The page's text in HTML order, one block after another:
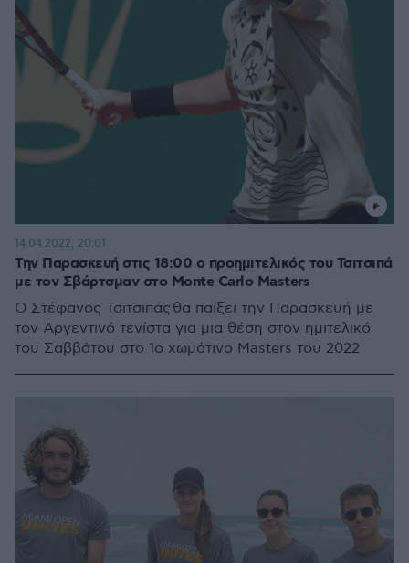
Την Παρασκευή στις 18:00 ο προημιτελικός του Τσιτσιπά
με τον Σβάρτσμαν στο Monte Carlo Masters
O Στέφανος Τσιτσιπάς θα παίξει την Παρασκευή με
τον Αργεντινό τενίστα για μια θέση στον ημιτελικό
του Σαββάτου στο 1ο χωμάτινο Masters του 2022
14.04.2022, 20:01